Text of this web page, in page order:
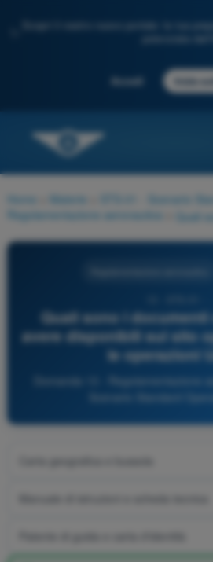
Scopri il nostro nuovo portale: la tua
Accedi Inizia
Home Materie STS-01 - Scenario
Regolamentazione aeronautica
Quali sono i
avere disponibili sul sito
le operazioni
Domanda 13 - Regolamentazione